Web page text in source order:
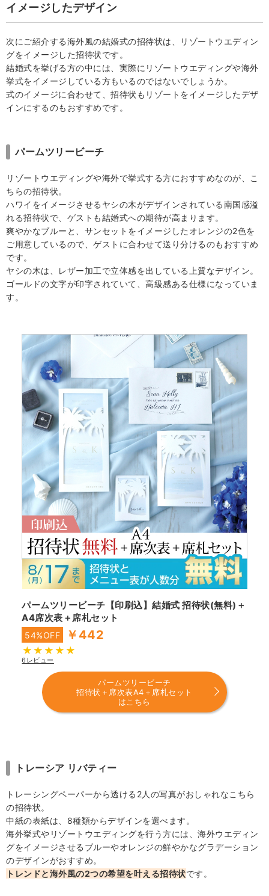
イメージしたデザイン
次にご紹介する海外風の結婚式の招待状は、リゾートウエディン
グをイメージした招待状です。
結婚式を挙げる方の中には、実際にリゾートウエディングや海外
挙式をイメージしている方もいるのではないでしょうか。
式のイメージに合わせて、招待状もリゾートをイメージしたデザ
インにするのもおすすめです。
パームツリービーチ
リゾートウエディングや海外で挙式する方におすすめなのが、こ
ちらの招待状。
ハワイをイメージさせるヤシの木がデザインされている南国感溢
れる招待状で、ゲストも結婚式への期待が高まります。
爽やかなブルーと、サンセットをイメージしたオレンジの2色を
ご用意しているので、ゲストに合わせて送り分けるのもおすすめ
です。
ヤシの木は、レザー加工で立体感を出している上質なデザイン。
ゴールドの文字が印字されていて、高級感ある仕様になっていま
す。
パームツリービーチ【印刷込】結婚式 招待状(無料)＋
A4席次表＋席札セット
54%OFF ￥442
6レビュー
パームツリービーチ
招待状＋席次表A4＋席札セット
はこちら
トレーシア リバティー
トレーシングペーパーから透ける2人の写真がおしゃれなこちら
の招待状。
中紙の表紙は、8種類からデザインを選べます。
海外挙式やリゾートウエディングを行う方には、海外ウエディン
グをイメージさせるブルーやオレンジの鮮やかなグラデーション
のデザインがおすすめ。
トレンドと海外風の2つの希望を叶える招待状です。